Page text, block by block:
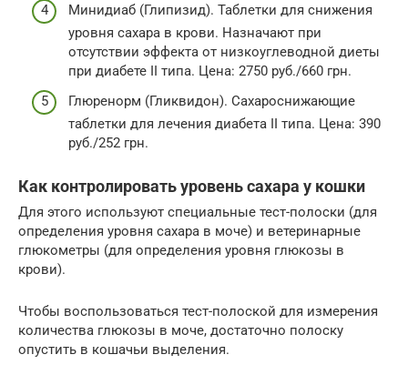
Минидиаб (Глипизид). Таблетки для снижения
уровня сахара в крови. Назначают при
отсутствии эффекта от низкоуглеводной диеты
при диабете II типа. Цена: 2750 руб./660 грн.
Глюренорм (Гликвидон). Сахароснижающие
таблетки для лечения диабета II типа. Цена: 390
руб./252 грн.
Как контролировать уровень сахара у кошки
Для этого используют специальные тест-полоски (для
определения уровня сахара в моче) и ветеринарные
глюкометры (для определения уровня глюкозы в
крови).
Чтобы воспользоваться тест-полоской для измерения
количества глюкозы в моче, достаточно полоску
опустить в кошачьи выделения.